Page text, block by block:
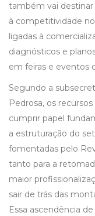
também vai destinar
à competitividade
ligadas à
diagnósticos e
em feiras e eventos
Segundo a
Pedrosa, os
cumprir papel
a estruturação do
fomentadas pelo
tanto para a
maior
sair de trás das
Essa ascendência